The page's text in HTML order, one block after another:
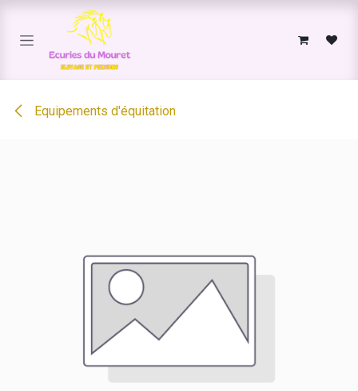
Se rendre au contenu
Equipements d'équitation